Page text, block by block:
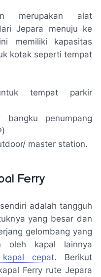
merupakan alat
Jepara menuju ke
memiliki kapasitas
kotak seperti tempat
tempat parkir
penumpang
master station.
Ferry
adalah tangguh
yang besar dan
gelombang yang
oleh kapal lainnya
cepat. Berikut
Ferry rute Jepara